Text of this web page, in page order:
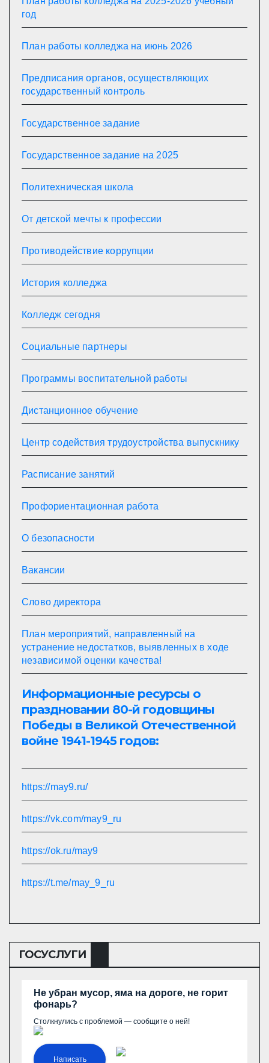
год
План работы колледжа на июнь 2026
Предписания органов, осуществляющих
государственный контроль
Государственное задание
Государственное задание на 2025
Политехническая школа
От детской мечты к профессии
Противодействие коррупции
История колледжа
Колледж сегодня
Социальные партнеры
Программы воспитательной работы
Дистанционное обучение
Центр содействия трудоустройства выпускнику
Расписание занятий
Профориентационная работа
О безопасности
Вакансии
Слово директора
План мероприятий, направленный на
устранение недостатков, выявленных в ходе
независимой оценки качества!
Информационные ресурсы о
праздновании 80-й годовщины
Победы в Великой Отечественной
войне 1941-1945 годов:
https://may9.ru/
https://vk.com/may9_ru
https://ok.ru/may9
https://t.me/may_9_ru
ГОСУСЛУГИ
Не убран мусор, яма на дороге, не горит
фонарь?
Столкнулись с проблемой — сообщите о ней!
Написать